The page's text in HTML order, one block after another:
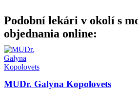
Podobní lekári v okolí s
objednania online:
MUDr. Galyna Kopolovets